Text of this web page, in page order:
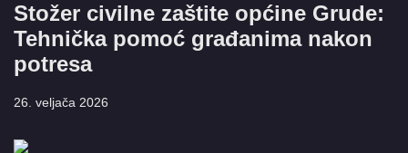
Stožer civilne zaštite općine Grude:
Tehnička pomoć građanima nakon
potresa
26. veljača 2026